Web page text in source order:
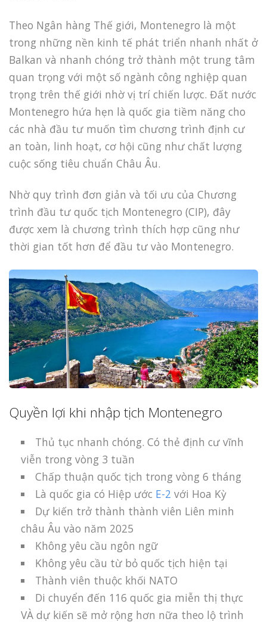
Theo Ngân hàng Thế giới, Montenegro là một
trong những nền kinh tế phát triển nhanh nhất ở
Balkan và nhanh chóng trở thành một trung tâm
quan trọng với một số ngành công nghiệp quan
trọng trên thế giới nhờ vị trí chiến lược. Đất nước
Montenegro hứa hẹn là quốc gia tiềm năng cho
các nhà đầu tư muốn tìm chương trình định cư
an toàn, linh hoạt, cơ hội cũng như chất lượng
cuộc sống tiêu chuẩn Châu Âu.
Nhờ quy trình đơn giản và tối ưu của Chương
trình đầu tư quốc tịch Montenegro (CIP), đây
được xem là chương trình thích hợp cũng như
thời gian tốt hơn để đầu tư vào Montenegro.
Quyền lợi khi nhập tịch Montenegro
Thủ tục nhanh chóng. Có thẻ định cư vĩnh
viễn trong vòng 3 tuần
Chấp thuận quốc tịch trong vòng 6 tháng
Là quốc gia có Hiệp ước E-2 với Hoa Kỳ
Dự kiến ​​trở thành thành viên Liên minh
châu Âu vào năm 2025
Không yêu cầu ngôn ngữ
Không yêu cầu từ bỏ quốc tịch hiện tại
Thành viên thuộc khối NATO
Di chuyển đến 116 quốc gia miễn thị thực
VÀ dự kiến sẽ mở rộng hơn nữa theo lộ trình